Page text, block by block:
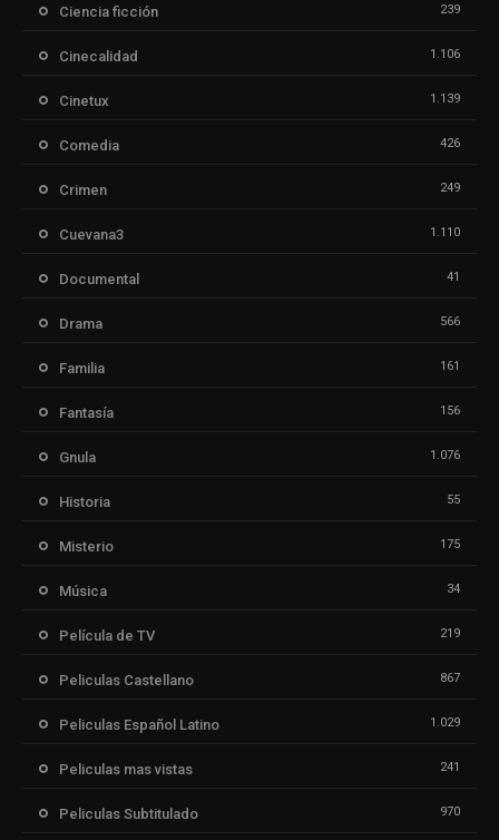
Ciencia ficción 239
Cinecalidad 1.106
Cinetux 1.139
Comedia 426
Crimen 249
Cuevana3 1.110
Documental 41
Drama 566
Familia 161
Fantasía 156
Gnula 1.076
Historia 55
Misterio 175
Música 34
Película de TV 219
Peliculas Castellano 867
Peliculas Español Latino 1.029
Peliculas mas vistas 241
Peliculas Subtitulado 970